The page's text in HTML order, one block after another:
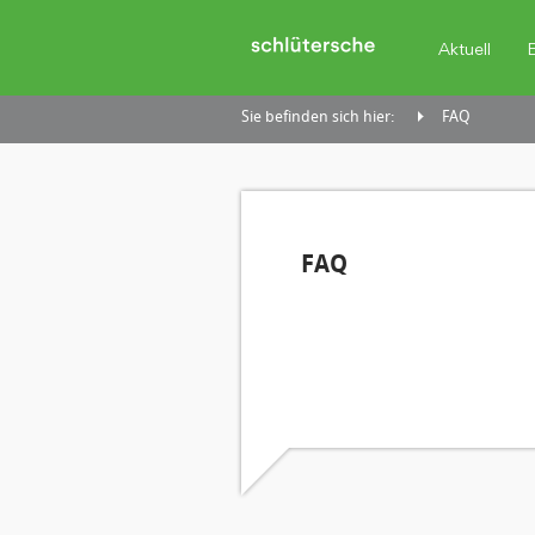
Aktuell
Sie befinden sich hier: FAQ
FAQ